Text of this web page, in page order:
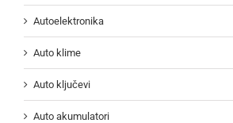
Autoelektronika
Auto klime
Auto ključevi
Auto akumulatori